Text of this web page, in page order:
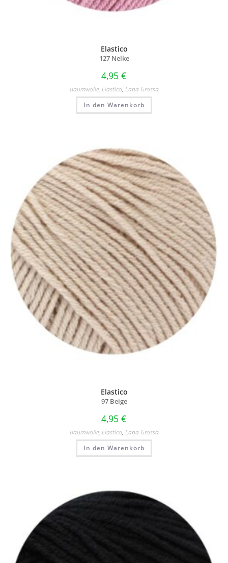
Elastico
127 Nelke
4,95 €
Baumwolle, Elastico, Lana Grossa
In den Warenkorb
Elastico
97 Beige
4,95 €
Baumwolle, Elastico, Lana Grossa
In den Warenkorb